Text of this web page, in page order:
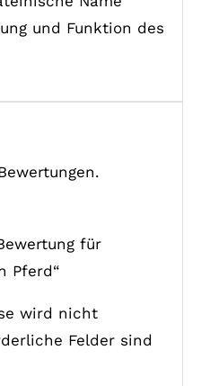
und Funktion des
für
Pferd“
wird nicht
Felder sind